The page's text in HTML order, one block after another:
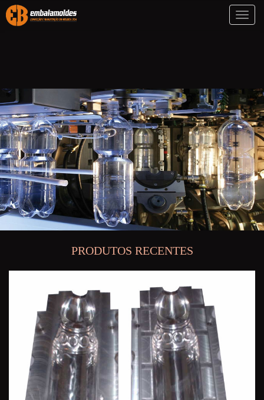
Toggle
PRODUTOS RECENTES